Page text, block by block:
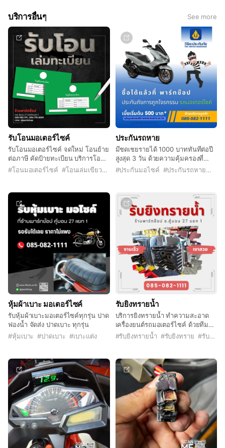
บริการอื่นๆ See more
รับโอนมอเตอร์ไซค์
รับโอนมอเตอร์ไซค์ จดใหม่ โอนย้าย
ต่อภาษี คัดป้ายทะเบียน บริการโอน
เปลี่ยนชื่อผู้ครอบครอง แจ้งย้ายเข้า
#โอนมอเตอร์ไซค์ #โอนเล่มเขียว # โอนเปลี่ยนชื่อ
ประกันรถหาย
มีชดเชยรายได้ 1000 บาททันทีต่อปี
สูงสุด 3 วัน ด้วยความคุ้มครองที่
ครอบคลุม
#ประกันมอไซค์ #ประกันรถหาย #
หุ้มผ้าเบาะ มอเตอร์ไซค์
รับหุ้มผ้าเบาะมอเตอร์ไซค์ทุกรุ่น ปาด
ฟองน้ำ จัดส่ง ปาดเบาะ ทุกรุ่น
#หุ้มเบาะ #ปาดเบาะ #เบาะแต่ง
รับยิงทรายน้ำ
บริการยิงทรายน้ำ ทำความสะอาด
เครื่องยนต์รถมอเตอร์ไซค์ ด้วยทีม
งานมืออาชีพและอุปกรณ์ทันสมัย ให้
#รับยิงทรายน้ำ #รับยิงทราย #รับยิงทรายคู้บอน